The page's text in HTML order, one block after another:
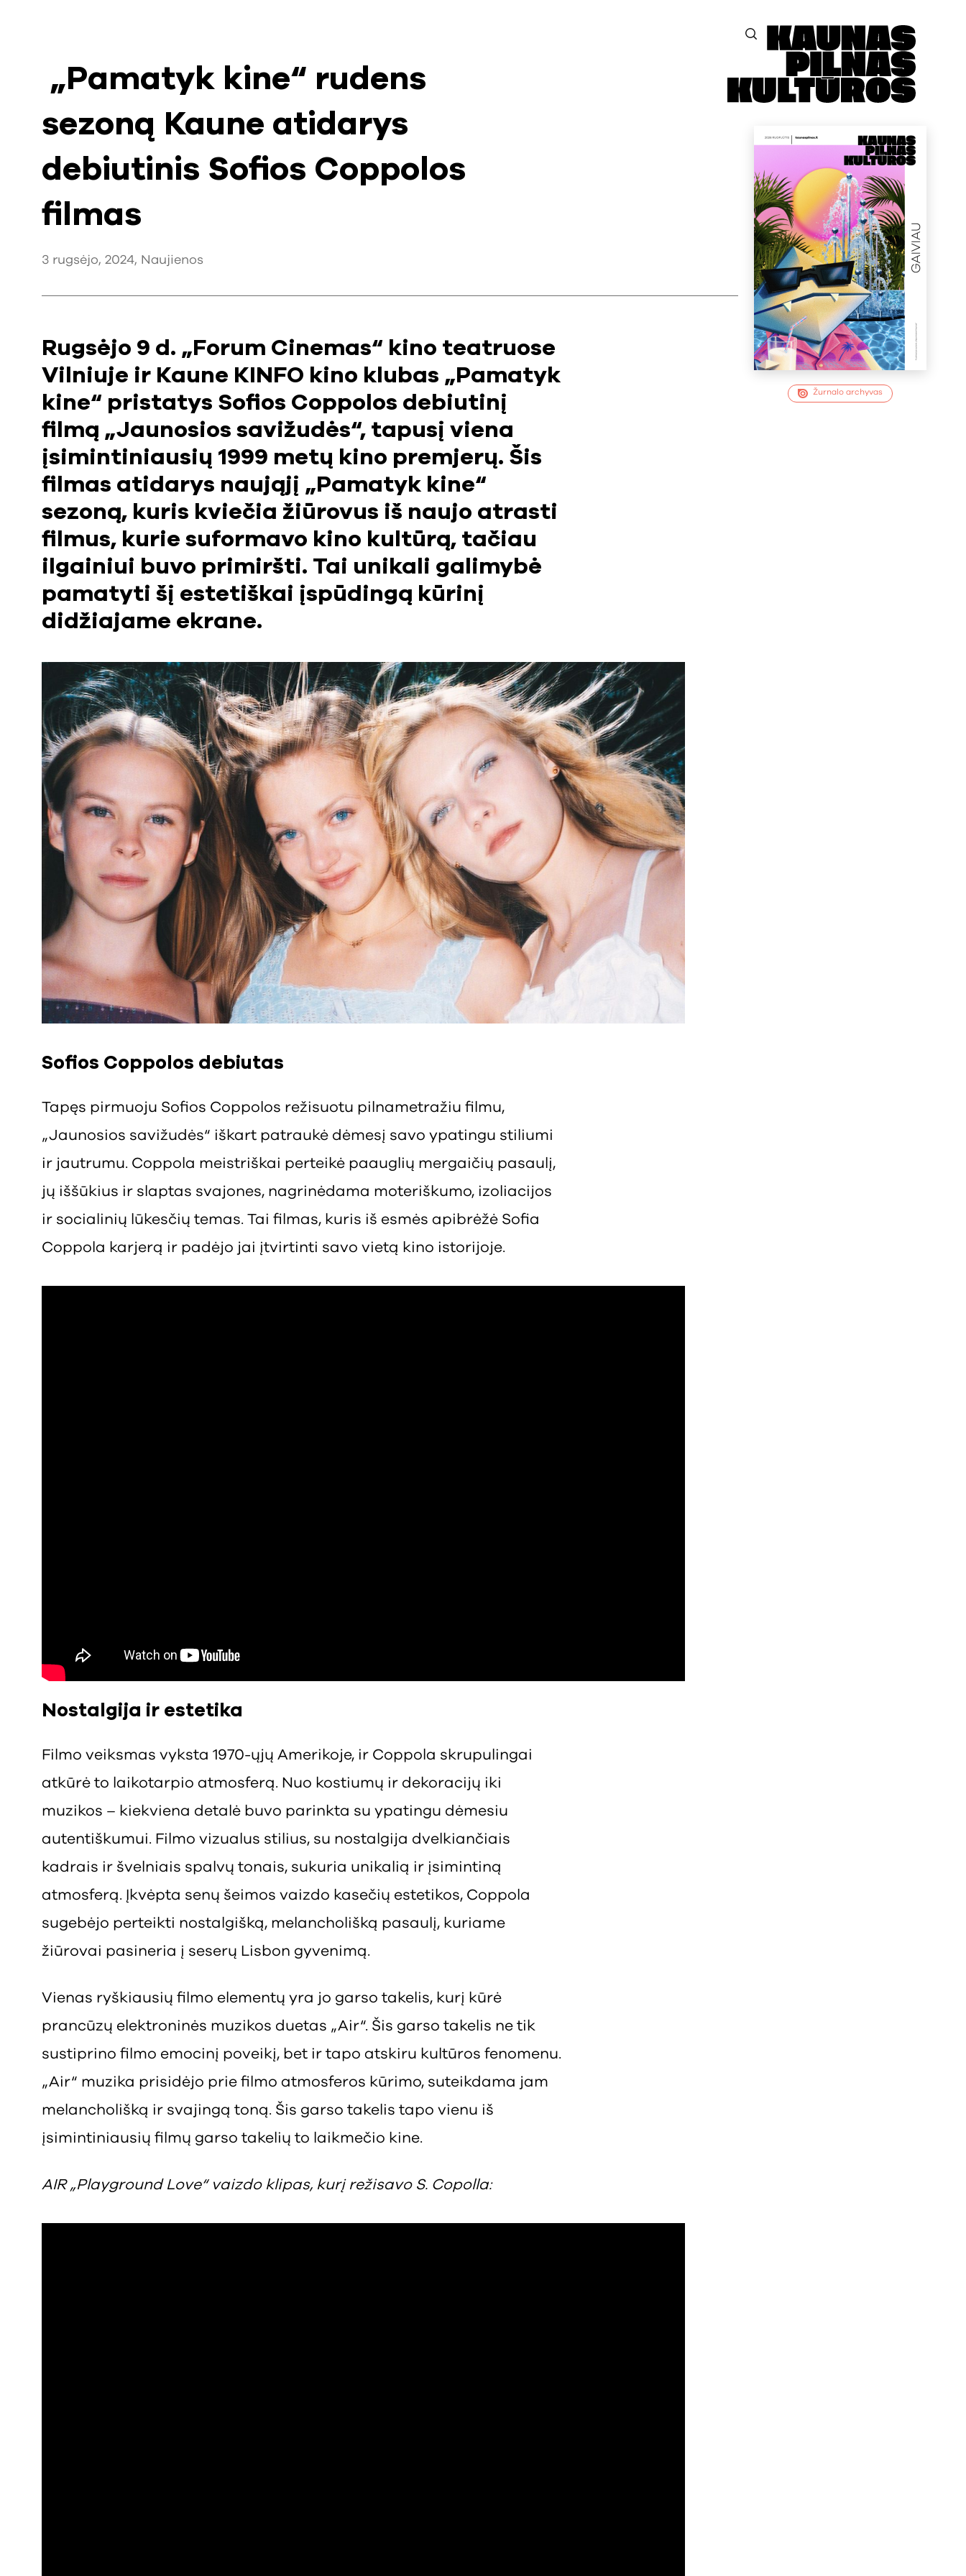
Žurnalo archyvas
„Pamatyk kine“ rudens
sezoną Kaune atidarys
debiutinis Sofios Coppolos
filmas
3 rugsėjo, 2024, Naujienos
Rugsėjo 9 d. „Forum Cinemas“ kino teatruose
Vilniuje ir Kaune KINFO kino klubas „Pamatyk
kine“ pristatys Sofios Coppolos debiutinį
filmą „Jaunosios savižudės“, tapusį viena
įsimintiniausių 1999 metų kino premjerų. Šis
filmas atidarys naująjį „Pamatyk kine“
sezoną, kuris kviečia žiūrovus iš naujo atrasti
filmus, kurie suformavo kino kultūrą, tačiau
ilgainiui buvo primiršti. Tai unikali galimybė
pamatyti šį estetiškai įspūdingą kūrinį
didžiajame ekrane.
Sofios Coppolos debiutas
Tapęs pirmuoju Sofios Coppolos režisuotu pilnametražiu filmu,
„Jaunosios savižudės“ iškart patraukė dėmesį savo ypatingu stiliumi
ir jautrumu. Coppola meistriškai perteikė paauglių mergaičių pasaulį,
jų iššūkius ir slaptas svajones, nagrinėdama moteriškumo, izoliacijos
ir socialinių lūkesčių temas. Tai filmas, kuris iš esmės apibrėžė Sofia
Coppola karjerą ir padėjo jai įtvirtinti savo vietą kino istorijoje.
Nostalgija ir estetika
Filmo veiksmas vyksta 1970-ųjų Amerikoje, ir Coppola skrupulingai
atkūrė to laikotarpio atmosferą. Nuo kostiumų ir dekoracijų iki
muzikos – kiekviena detalė buvo parinkta su ypatingu dėmesiu
autentiškumui. Filmo vizualus stilius, su nostalgija dvelkiančiais
kadrais ir švelniais spalvų tonais, sukuria unikalią ir įsimintiną
atmosferą. Įkvėpta senų šeimos vaizdo kasečių estetikos, Coppola
sugebėjo perteikti nostalgišką, melancholišką pasaulį, kuriame
žiūrovai pasineria į seserų Lisbon gyvenimą.
Vienas ryškiausių filmo elementų yra jo garso takelis, kurį kūrė
prancūzų elektroninės muzikos duetas „Air“. Šis garso takelis ne tik
sustiprino filmo emocinį poveikį, bet ir tapo atskiru kultūros fenomenu.
„Air“ muzika prisidėjo prie filmo atmosferos kūrimo, suteikdama jam
melancholišką ir svajingą toną. Šis garso takelis tapo vienu iš
įsimintiniausių filmų garso takelių to laikmečio kine.
AIR „Playground Love“ vaizdo klipas, kurį režisavo S. Copolla: